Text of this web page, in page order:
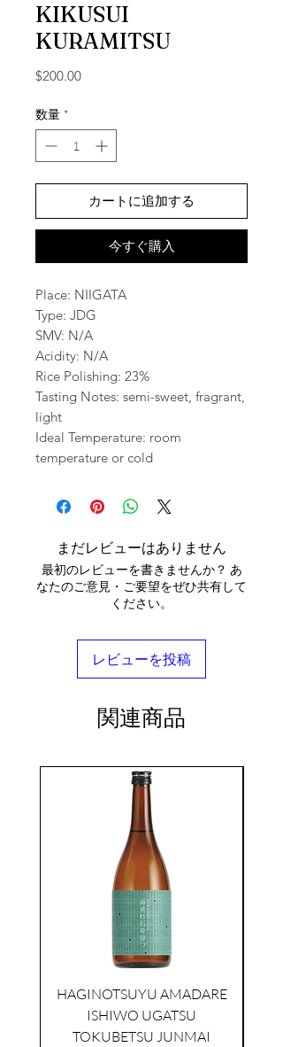
KIKUSUI
KURAMITSU
$200.00価格
数量 *
カートに追加する
今すぐ購入
Place: NIIGATA
Type: JDG
SMV: N/A
Acidity: N/A
Rice Polishing: 23%
Tasting Notes: semi-sweet, fragrant,
light
Ideal Temperature: room
temperature or cold
まだレビューはありません
最初のレビューを書きませんか？ あ
なたのご意見・ご要望をぜひ共有して
ください。
レビューを投稿
関連商品
HAGINOTSUYU AMADARE
ISHIWO UGATSU
TOKUBETSU JUNMAI